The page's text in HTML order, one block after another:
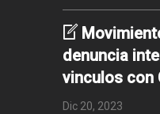
denuncia
vinculos con
Dic 20, 2023